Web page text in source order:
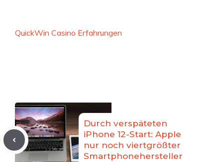
QuickWin Casino Erfahrungen
Durch verspäteten
iPhone 12-Start: Apple
nur noch viertgrößter
Smartphonehersteller